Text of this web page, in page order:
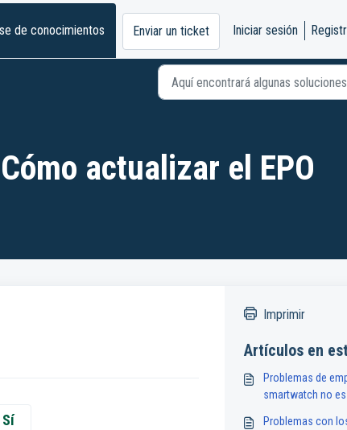
de conocimientos Enviar un ticket Iniciar sesión
actualizar el EPO
Sí
Imprimir
Artículos en
Problemas de
smartwatch no
Problemas con